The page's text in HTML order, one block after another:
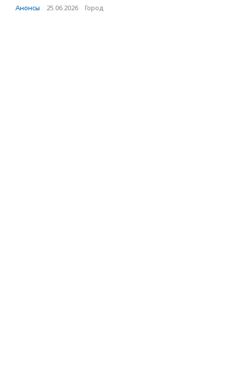
Анонсы · 25.06.2026 · Город